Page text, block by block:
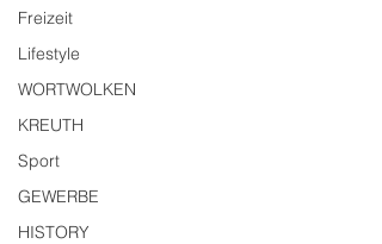
Freizeit
Lifestyle
WORTWOLKEN
KREUTH
Sport
GEWERBE
HISTORY